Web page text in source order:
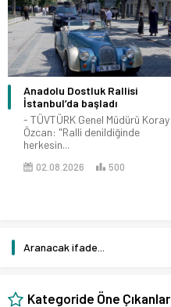
Anadolu Dostluk Rallisi
İstanbul’da başladı
- TÜVTÜRK Genel Müdürü Koray
Özcan: "Ralli denildiğinde
herkesin...
02.08.2026 500
Kategoride Öne Çıkanlar